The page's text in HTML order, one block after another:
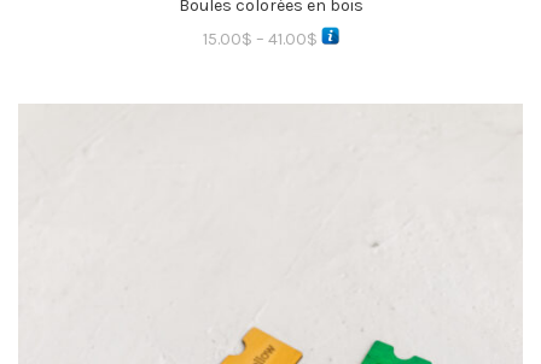
Boules colorées en bois
15.00$ – 41.00$